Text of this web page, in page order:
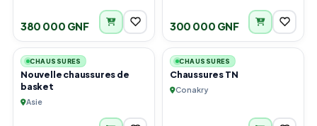
380 000 GNF 300 000 GNF
3
CHAUSSURES
Nouvelle chaussures de
basket
Asie
3
CHAUSSURES
Chaussures TN
Conakry